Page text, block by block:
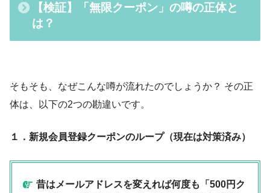
【検証】「無限クーポン」の噂の正体と
は？
そもそも、なぜこんな噂が流れたのでしょうか？ その正
体は、以下の2つの勘違いです。
１．新規会員登録クーポンのループ（現在は対策済み）
昔はメールアドレスを変えれば何度も「500円ク